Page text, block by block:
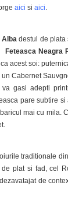
aici si aici.
Alba destul de plata
Feteasca Neagra
acest soi:
Cabernet
gasi adepti
pare subtire
mai cu mila.
traditionale
plat si fad, cel
de